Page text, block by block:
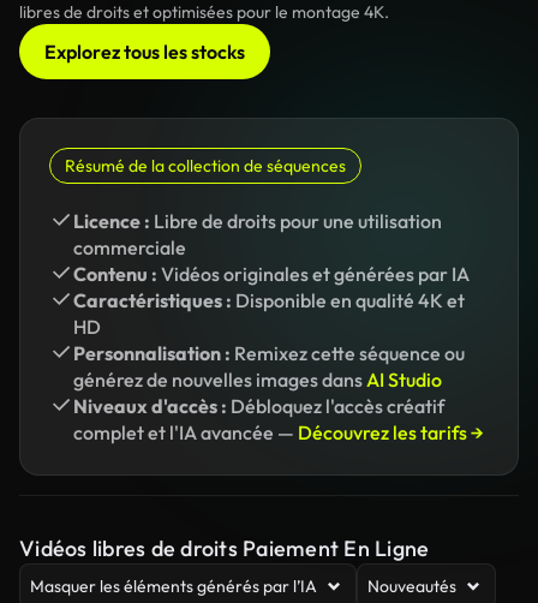
libres de droits et optimisées pour le montage 4K.
Explorez tous les stocks
Résumé de la collection de séquences
Licence : Libre de droits pour une utilisation
commerciale
Contenu : Vidéos originales et générées par IA
Caractéristiques : Disponible en qualité 4K et
HD
Personnalisation : Remixez cette séquence ou
générez de nouvelles images dansAI Studio
Niveaux d'accès : Débloquez l'accès créatif
complet et l'IA avancée — Découvrez les tarifs →
Vidéos libres de droits Paiement En Ligne
Masquer les éléments générés par l’IA Nouveautés